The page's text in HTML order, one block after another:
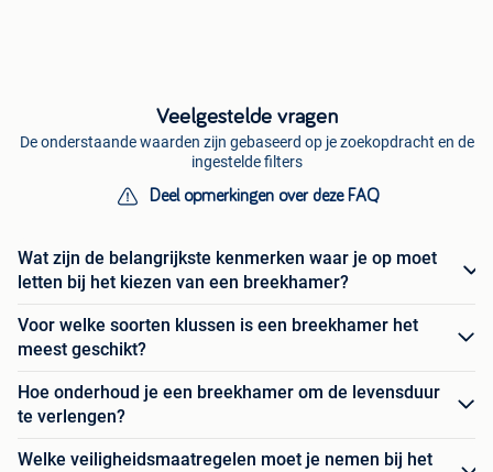
Veelgestelde vragen
De onderstaande waarden zijn gebaseerd op je zoekopdracht en de
ingestelde filters
Deel opmerkingen over deze FAQ
Wat zijn de belangrijkste kenmerken waar je op moet
letten bij het kiezen van een breekhamer?
Voor welke soorten klussen is een breekhamer het
meest geschikt?
Hoe onderhoud je een breekhamer om de levensduur
te verlengen?
Welke veiligheidsmaatregelen moet je nemen bij het